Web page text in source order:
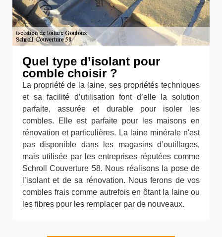
Quel type d’isolant pour
comble choisir ?
La propriété de la laine, ses propriétés techniques
et sa facilité d’utilisation font d’elle la solution
parfaite, assurée et durable pour isoler les
combles. Elle est parfaite pour les maisons en
rénovation et particulières. La laine minérale n'est
pas disponible dans les magasins d’outillages,
mais utilisée par les entreprises réputées comme
Schroll Couverture 58. Nous réalisons la pose de
l’isolant et de sa rénovation. Nous ferons de vos
combles frais comme autrefois en ôtant la laine ou
les fibres pour les remplacer par de nouveaux.